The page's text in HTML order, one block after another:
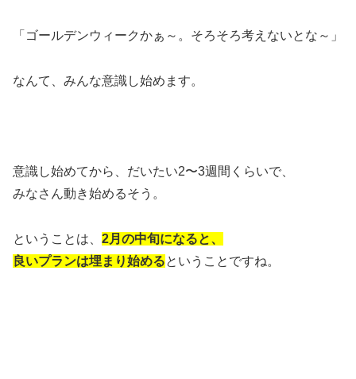
「ゴールデンウィークかぁ～。そろそろ考えないとな～」
なんて、みんな意識し始めます。
意識し始めてから、だいたい2〜3週間くらいで、
みなさん動き始めるそう。
ということは、 2月の中旬になると、
良いプランは埋まり始めるということですね。